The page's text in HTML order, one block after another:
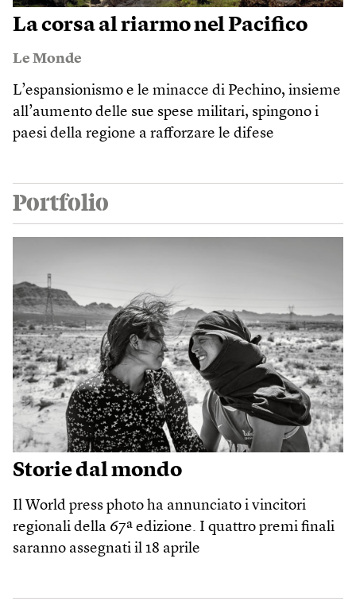
La corsa al riarmo nel Pacifico
Le Monde
L’espansionismo e le minacce di Pechino, insieme
all’aumento delle sue spese militari, spingono i
paesi della regione a rafforzare le difese
Portfolio
Storie dal mondo
Il World press photo ha annunciato i vincitori
regionali della 67ª edizione. I quattro premi finali
saranno assegnati il 18 aprile